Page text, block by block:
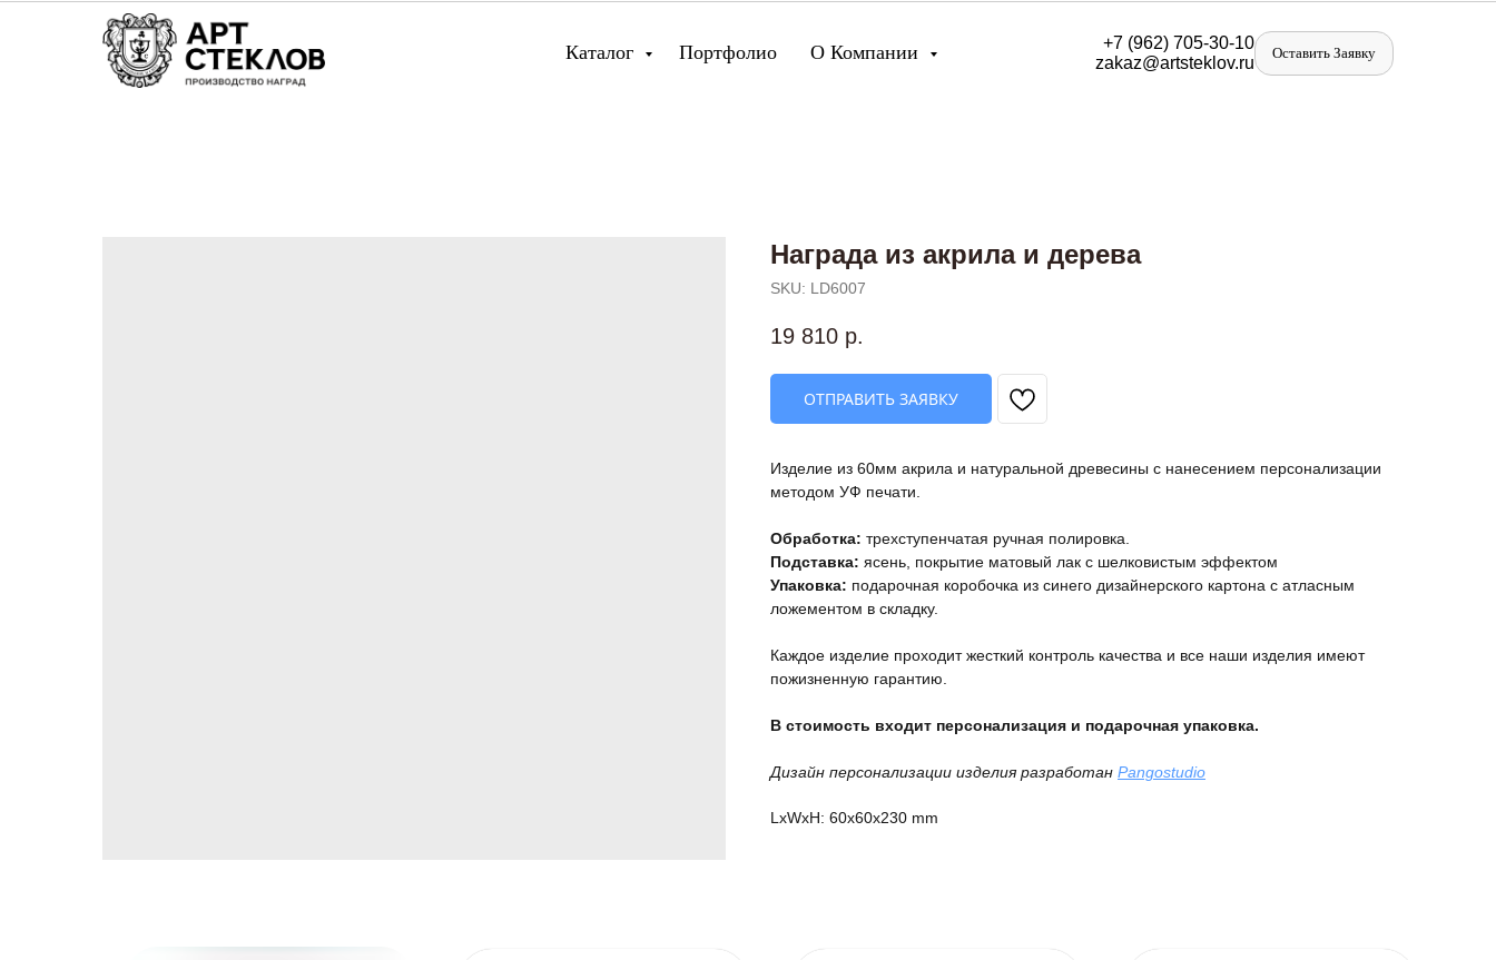
Каталог Портфолио О Компании +7 (962) 705-30-10
zakaz@artsteklov.ru
Оставить Заявку
Награда из акрила и дерева
SKU: LD6007
19 810 р.
ОТПРАВИТЬ ЗАЯВКУ
Изделие из 60мм акрила и натуральной древесины с нанесением персонализации
методом УФ печати.
Обработка: трехступенчатая ручная полировка.
Подставка: ясень, покрытие матовый лак с шелковистым эффектом
Упаковка: подарочная коробочка из синего дизайнерского картона с атласным
ложементом в складку.
Каждое изделие проходит жесткий контроль качества и все наши изделия имеют
пожизненную гарантию.
В стоимость входит персонализация и подарочная упаковка.
Дизайн персонализации изделия разработан Pangostudio
LxWxH: 60x60x230 mm